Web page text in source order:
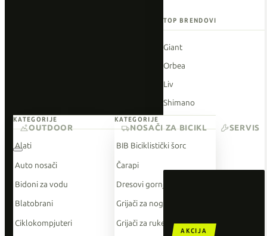
TOP BRENDOVI
Giant
Orbea
Liv
Shimano
O'Neal
AKCIJA
KATEGORIJE
Alati
Auto nosači
Bidoni za vodu
Blatobrani
Ciklokompjuteri
KATEGORIJE
BIB Biciklistički šorc
Čarapi
Dresovi gornji dio
Grijači za noge
Grijači za ruke
OUTDOOR NOSAČI ZA BICIKL SERVIS